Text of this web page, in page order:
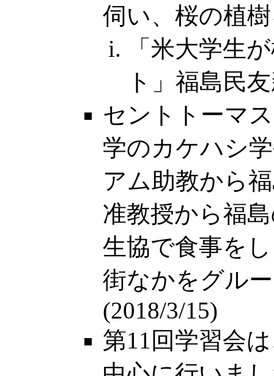
伺い、桜の植
「米大学生
ト」福島民
セントトーマ
学のカケハシ
アム助教から
准教授から福
生協で食事を
街なかをグル
(2018/3/15)
第11回学習会